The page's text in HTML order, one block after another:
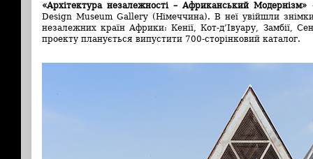
«Архітектура незалежності – Африканський Модернізм»
Design Museum Gallery (Німеччина). В неї увійшли знімки
незалежних країн Африки: Кенії, Кот-д’Івуару, Замбії,
проекту планується випустити 700-сторінковий каталог.